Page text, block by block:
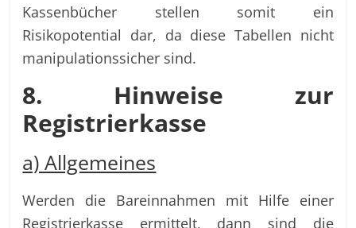
Kassenbücher stellen somit ein
Risikopotential dar, da diese Tabellen nicht
manipulationssicher sind.
8. Hinweise zur
Registrierkasse
a) Allgemeines
Werden die Bareinnahmen mit Hilfe einer
Registrierkasse ermittelt, dann sind die